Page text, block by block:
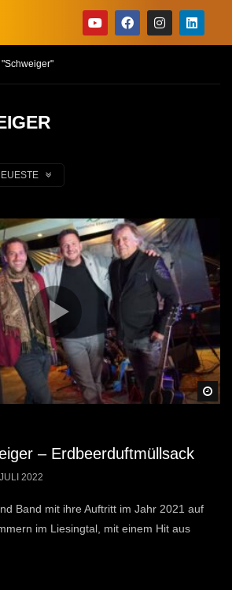
"Schweiger"
– Erdbeerduftmüllsack
2022
Band mit ihre Auftritt im Jahr 2021 auf
im Liesingtal, mit einem Hit aus